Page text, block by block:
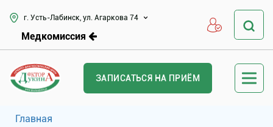
г. Усть-Лабинск, ул. Агаркова 74
Медкомиссия
ЗАПИСАТЬСЯ НА ПРИЁМ
Главная